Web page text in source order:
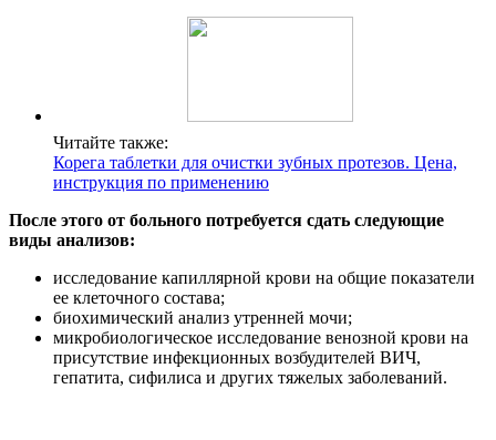
Читайте также:
Корега таблетки для очистки зубных протезов. Цена,
инструкция по применению
После этого от больного потребуется сдать следующие
виды анализов:
исследование капиллярной крови на общие показатели
ее клеточного состава;
биохимический анализ утренней мочи;
микробиологическое исследование венозной крови на
присутствие инфекционных возбудителей ВИЧ,
гепатита, сифилиса и других тяжелых заболеваний.